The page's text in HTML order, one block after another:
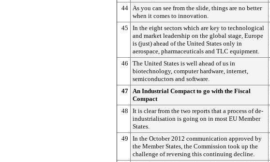
44 As you can see from the slide, things are no better
when it comes to innovation.
45
In the eight sectors which are key to technological
and market leadership on the global stage, Europe
is (just) ahead of the United States only in
aerospace, pharmaceuticals and TLC equipment.
46
The United States is well ahead of us in
biotechnology, computer hardware, internet,
semiconductors and software.
47 An Industrial Compact to go with the Fiscal
Compact
48
It is clear from the two reports that a process of de-
industrialisation is going on in most EU Member
States.
49
In the October 2012 communication approved by
the Member States, the Commission took up the
challenge of reversing this continuing decline.